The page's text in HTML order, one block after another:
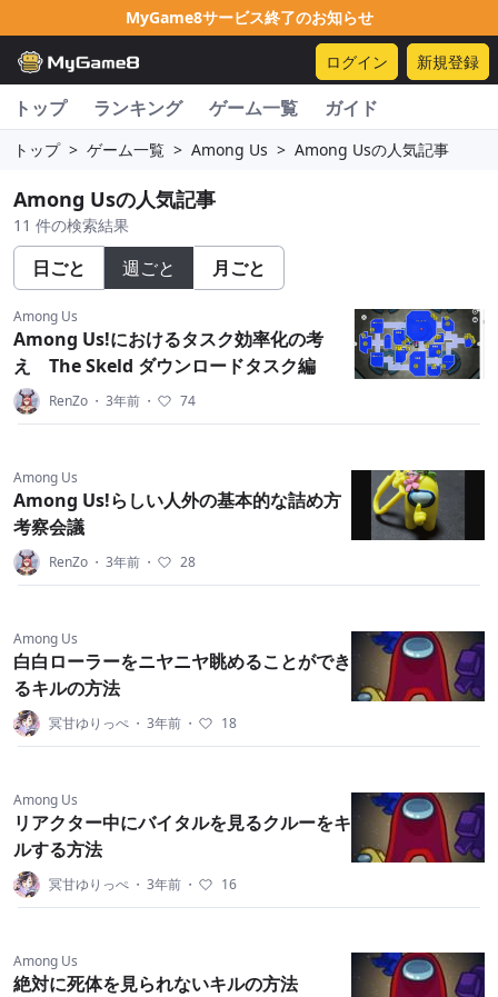
MyGame8サービス終了のお知らせ
ログイン 新規登録
トップ ランキング ゲーム一覧 ガイド
トップ > ゲーム一覧 > Among Us > Among Usの人気記事
Among Usの人気記事
11 件の検索結果
日ごと 週ごと 月ごと
Among Us
Among Us!におけるタスク効率化の考
え The Skeld ダウンロードタスク編
RenZo ・ 3年前 ・ 74
Among Us
Among Us!らしい人外の基本的な詰め方
考察会議
RenZo ・ 3年前 ・ 28
Among Us
白白ローラーをニヤニヤ眺めることができ
るキルの方法
冥甘ゆりっぺ ・ 3年前 ・ 18
Among Us
リアクター中にバイタルを見るクルーをキ
ルする方法
冥甘ゆりっぺ ・ 3年前 ・ 16
Among Us
絶対に死体を見られないキルの方法